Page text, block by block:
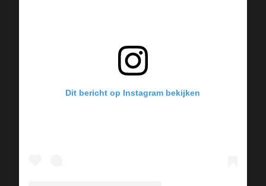
Dit bericht op Instagram bekijken